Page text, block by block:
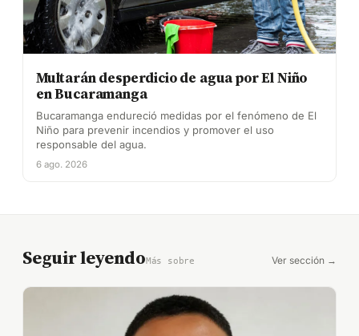
Multarán desperdicio de agua por El Niño
en Bucaramanga
Bucaramanga endureció medidas por el fenómeno de El
Niño para prevenir incendios y promover el uso
responsable del agua.
6 ago. 2026
Seguir leyendoMás sobre Ver sección →